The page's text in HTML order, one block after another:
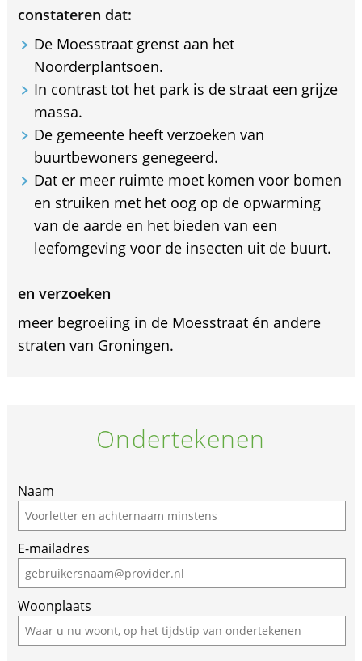
constateren dat:
De Moesstraat grenst aan het
Noorderplantsoen.
In contrast tot het park is de straat een grijze
massa.
De gemeente heeft verzoeken van
buurtbewoners genegeerd.
Dat er meer ruimte moet komen voor bomen
en struiken met het oog op de opwarming
van de aarde en het bieden van een
leefomgeving voor de insecten uit de buurt.
en verzoeken
meer begroeiing in de Moesstraat én andere
straten van Groningen.
Ondertekenen
Naam
E-mailadres
Woonplaats